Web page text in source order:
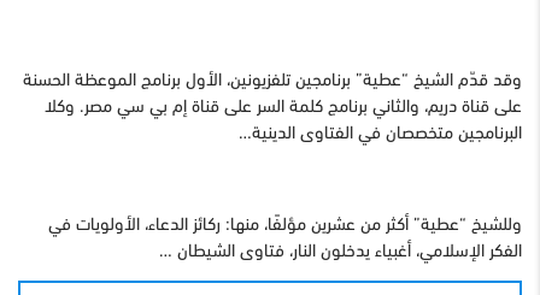
وقد قدّم الشيخ “عطية” برنامجين تلفزيونين، الأول برنامج الموعظة الحسنة
على قناة دريم، والثاني برنامج كلمة السر على قناة إم بي سي مصر. وكلا
البرنامجين متخصصان في الفتاوى الدينية…
وللشيخ “عطية” أكثر من عشرين مؤلفًا، منها: ركائز الدعاء، الأولويات في
الفكر الإسلامي، أغبياء يدخلون النار، فتاوى الشيطان …